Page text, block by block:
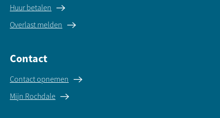
Huur betalen
Overlast melden
Contact
Contact opnemen
Mijn Rochdale